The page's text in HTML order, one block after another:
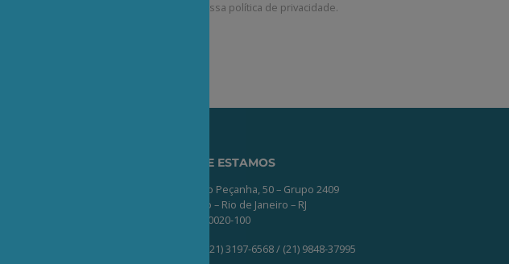
nossos e-mails e concorda com a nossa política de privacidade.
ONDE ESTAMOS
Av. Nilo Peçanha, 50 – Grupo 2409
Centro – Rio de Janeiro – RJ
CEP: 20020-100
(21) 3197-6568 / (21) 9848-37995